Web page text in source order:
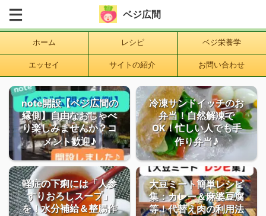
ベジ広間
ホーム レシピ ベジ栄養学
エッセイ サイトの紹介 お問い合わせ
note開設【ベジ広間の
縁側】自由なおしゃべ
り楽しみませんか？コ
メント歓迎♪
冷凍サンドイッチのお
弁当！自然解凍で
OK！忙しい人でも手
作り弁当♪
軽症の下痢には「人参
すりおろしスープ」
を！水分補給＆整腸作
大豆ミート簡単レシピ
集：カレー＆麻婆豆腐
等！代替え肉の利用法